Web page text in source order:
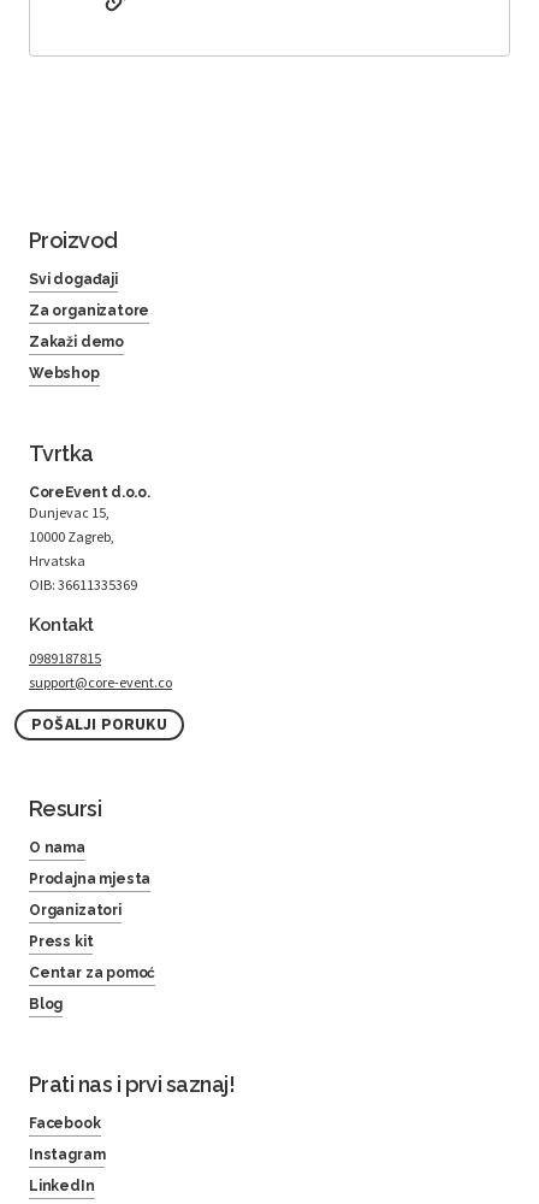
Proizvod
Svi događaji
Za organizatore
Zakaži demo
Webshop
Tvrtka
CoreEvent d.o.o.
Dunjevac 15,
10000 Zagreb,
Hrvatska
OIB: 36611335369
Kontakt
0989187815
support@core-event.co
POŠALJI PORUKU
Resursi
O nama
Prodajna mjesta
Organizatori
Press kit
Centar za pomoć
Blog
Prati nas i prvi saznaj!
Facebook
Instagram
LinkedIn